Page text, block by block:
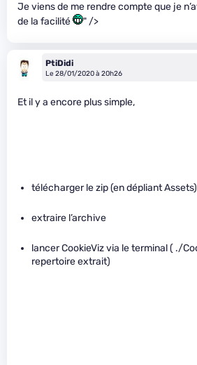
Je viens de me rendre compte que je
de la facilité
" />
PtiDidi
Le 28/01/2020 à 20h26
Et il y a encore plus simple,
télécharger le zip (en dépliant Assets)
extraire l’archive
lancer CookieViz via le terminal ( ./
repertoire extrait)